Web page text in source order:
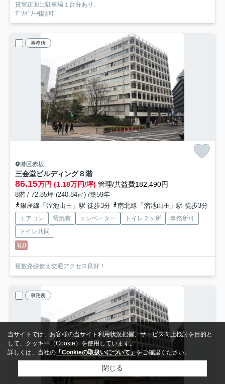
貸室正面に駐車場１台分あり、
ﾃﾞﾘﾊﾞﾘｰ相談可
事務所
港区赤坂
三会堂ビルディング８階
86.15万円 (1.18万円/坪) 管理/共益費182,490円
8階 / 72.85坪 (240.84㎡) /築59年
銀座線「溜池山王」駅 徒歩3分
南北線「溜池山王」駅 徒歩3分
エアコン 電気有 エレベーター トイレ２ヶ所
事務所可
トイレ共同
礼0
複数路線使え交通アクセス良好！
事務所
当サイトでは、お客様の当サイト利用状況把握、サービス向上検討を目的と
して、クッキー（Cookie）を使用しています。
詳しくは、当社の 「Cookieの取扱いについて」をご確認ください。
閉じる